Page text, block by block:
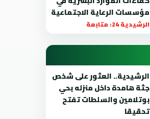
مؤسسات الرعاية الاجتماعية
الرشيدية 24: متابعة
الرشيدية.. العثور على شخص
جثة هامدة داخل منزله بحي
بوتلامين والسلطات تفتح
تحقيقا